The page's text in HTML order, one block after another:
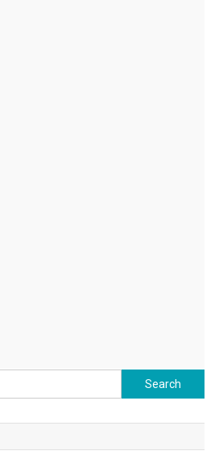
Search
for: